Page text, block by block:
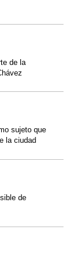
de la
sujeto que
la ciudad
de